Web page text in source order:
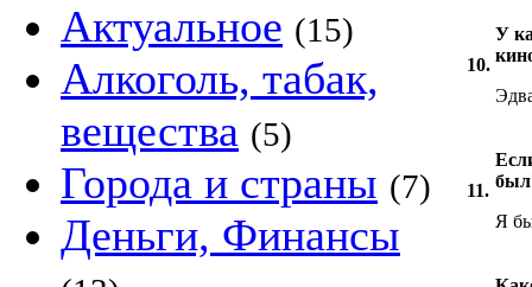
Актуальное (15)
Алкоголь, табак,
вещества (5)
Города и страны (7)
Деньги, Финансы
10.
У
11.
Я